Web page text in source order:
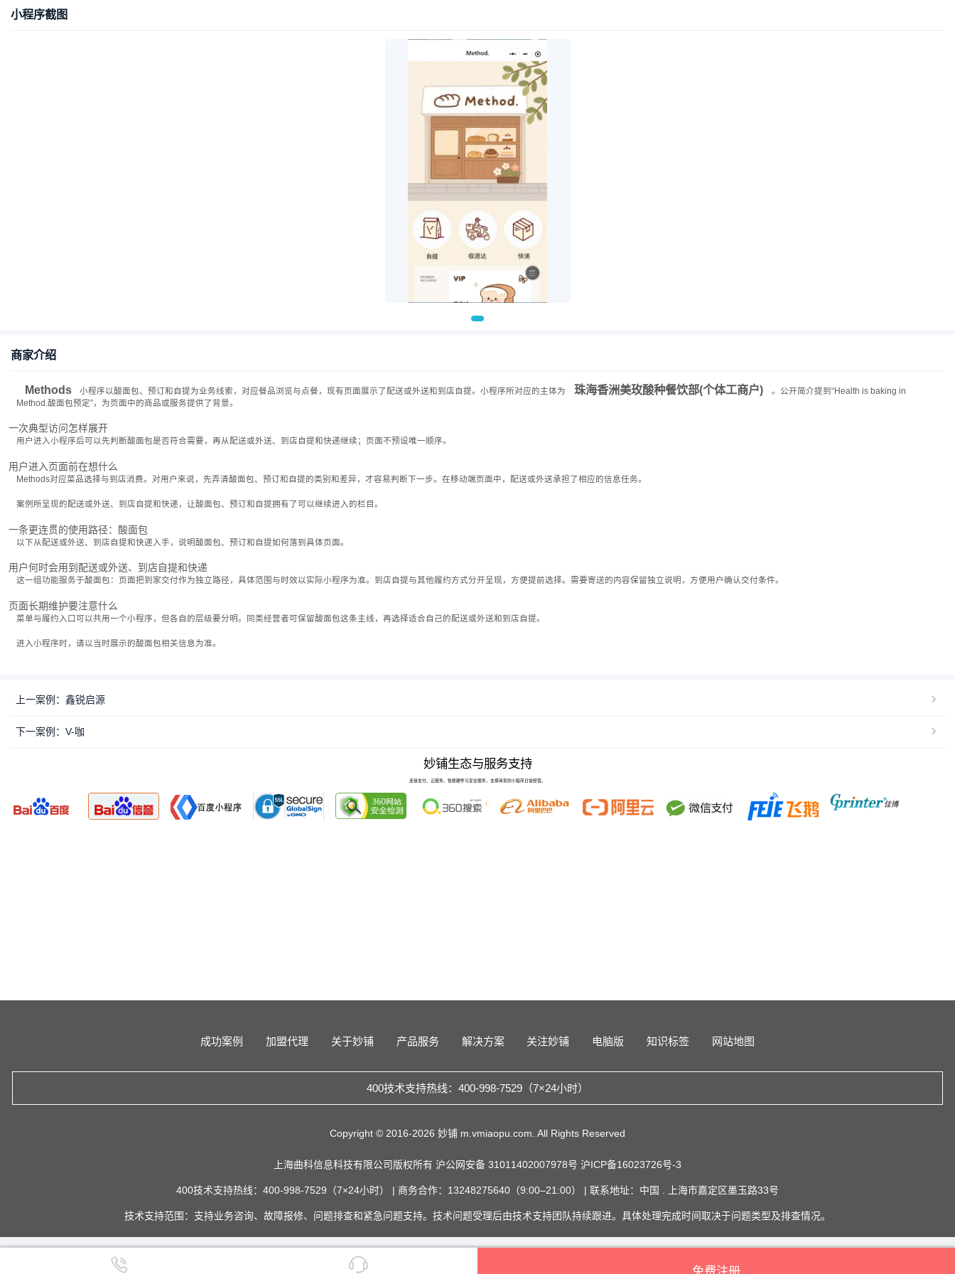
小程序截图
商家介绍
Methods 小程序以酸面包、预订和自提为业务线索，对应餐品浏览与点餐，现有页面展示了配送或外送和到店自提。小程序所对应的主体为 珠海香洲美玫酸种餐饮部(个体工商户)
。公开简介提到“Health is baking in
Method.酸面包预定”，为页面中的商品或服务提供了背景。
一次典型访问怎样展开
用户进入小程序后可以先判断酸面包是否符合需要，再从配送或外送、到店自提和快递继续；页面不预设唯一顺序。
用户进入页面前在想什么
Methods对应菜品选择与到店消费。对用户来说，先弄清酸面包、预订和自提的类别和差异，才容易判断下一步。在移动端页面中，配送或外送承担了相应的信息任务。
案例所呈现的配送或外送、到店自提和快递，让酸面包、预订和自提拥有了可以继续进入的栏目。
一条更连贯的使用路径：酸面包
以下从配送或外送、到店自提和快递入手，说明酸面包、预订和自提如何落到具体页面。
用户何时会用到配送或外送、到店自提和快递
这一组功能服务于酸面包：页面把到家交付作为独立路径，具体范围与时效以实际小程序为准。到店自提与其他履约方式分开呈现，方便提前选择。需要寄送的内容保留独立说明，方便用户确认交付条件。
页面长期维护要注意什么
菜单与履约入口可以共用一个小程序，但各自的层级要分明。同类经营者可保留酸面包这条主线，再选择适合自己的配送或外送和到店自提。
进入小程序时，请以当时展示的酸面包相关信息为准。
上一案例：鑫锐启源
下一案例：V-咖
妙铺生态与服务支持
连接支付、云服务、智能硬件与安全服务，支撑商家的小程序日常经营。
成功案例 加盟代理 关于妙铺 产品服务 解决方案 关注妙铺 电脑版 知识标签 网站地图
400技术支持热线：400-998-7529（7×24小时）
Copyright © 2016-2026 妙铺 m.vmiaopu.com. All Rights Reserved
上海曲科信息科技有限公司版权所有 沪公网安备 31011402007978号 沪ICP备16023726号-3
400技术支持热线：400-998-7529（7×24小时） | 商务合作：13248275640（9:00–21:00） | 联系地址：中国 . 上海市嘉定区墨玉路33号
技术支持范围：支持业务咨询、故障报修、问题排查和紧急问题支持。技术问题受理后由技术支持团队持续跟进。具体处理完成时间取决于问题类型及排查情况。
  免费注册